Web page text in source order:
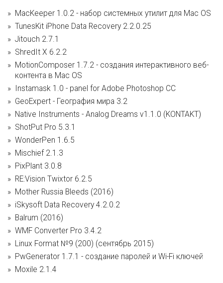
MacKeeper 1.0.2 - набор системных утилит для Mac OS
TunesKit iPhone Data Recovery 2.2.0.25
Jitouch 2.7.1
ShredIt X 6.2.2
MotionComposer 1.7.2 - создания интерактивного веб-
контента в Mac OS
Instamask 1.0 - panel for Adobe Photoshop СС
GeoExpert - География мира 3.2
Native Instruments - Analog Dreams v1.1.0 (KONTAKT)
ShotPut Pro 5.3.1
WonderPen 1.6.5
Mischief 2.1.3
PixPlant 3.0.8
RE:Vision Twixtor 6.2.5
Mother Russia Bleeds (2016)
iSkysoft Data Recovery 4.2.0.2
Balrum (2016)
WMF Converter Pro 3.4.2
Linux Format №9 (200) (сентябрь 2015)
PwGenerator 1.7.1 - cоздание паролей и Wi-Fi ключей
Moxile 2.1.4